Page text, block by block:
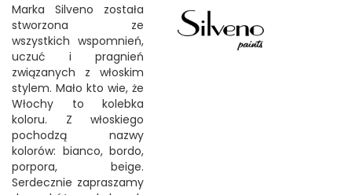
Marka Silveno została
stworzona ze
wszystkich wspomnień,
uczuć i pragnień
związanych z włoskim
stylem. Mało kto wie, że
Włochy to kolebka
koloru. Z włoskiego
pochodzą nazwy
kolorów: bianco, bordo,
porpora, beige.
Serdecznie zapraszamy